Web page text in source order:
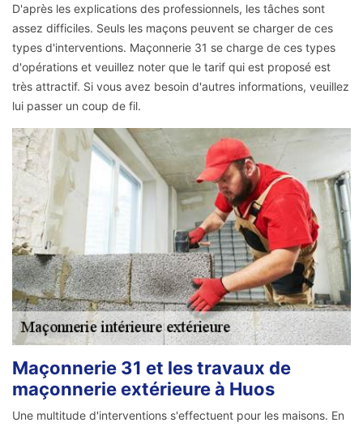
D'après les explications des professionnels, les tâches sont
assez difficiles. Seuls les maçons peuvent se charger de ces
types d'interventions. Maçonnerie 31 se charge de ces types
d'opérations et veuillez noter que le tarif qui est proposé est
très attractif. Si vous avez besoin d'autres informations, veuillez
lui passer un coup de fil.
Maçonnerie 31 et les travaux de
maçonnerie extérieure à Huos
Une multitude d'interventions s'effectuent pour les maisons. En